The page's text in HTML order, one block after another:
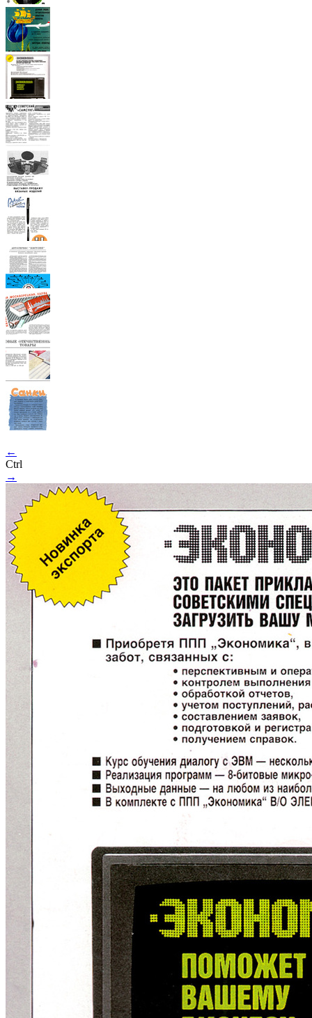
←
Ctrl
→